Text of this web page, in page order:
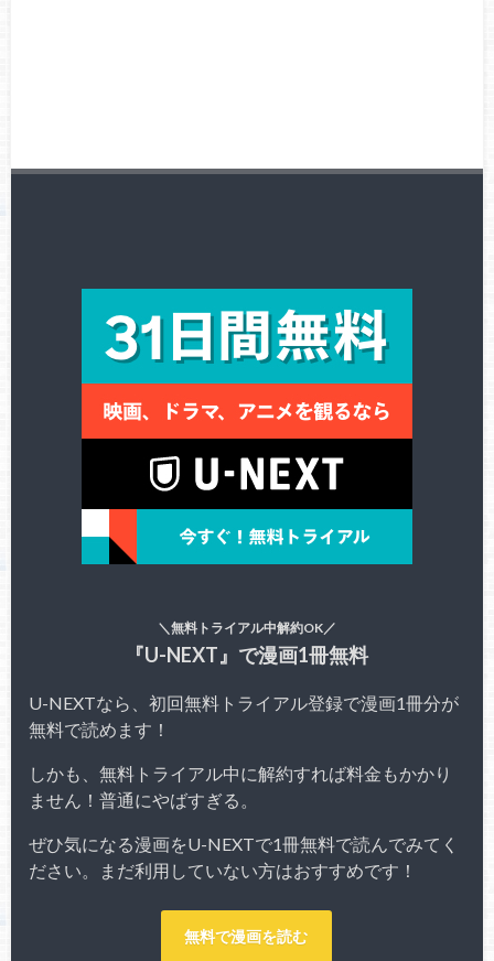
＼無料トライアル中解約OK／
『U-NEXT』で漫画1冊無料
U-NEXTなら、初回無料トライアル登録で漫画1冊分が
無料で読めます！
しかも、無料トライアル中に解約すれば料金もかかり
ません！普通にやばすぎる。
ぜひ気になる漫画をU-NEXTで1冊無料で読んでみてく
ださい。まだ利用していない方はおすすめです！
無料で漫画を読む